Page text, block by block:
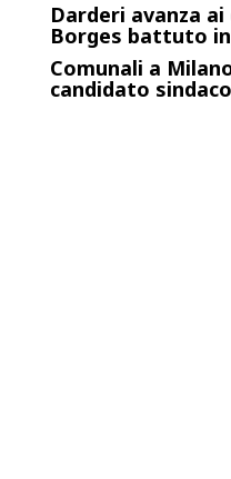
Darderi avanza
Borges battuto
Comunali a
candidato